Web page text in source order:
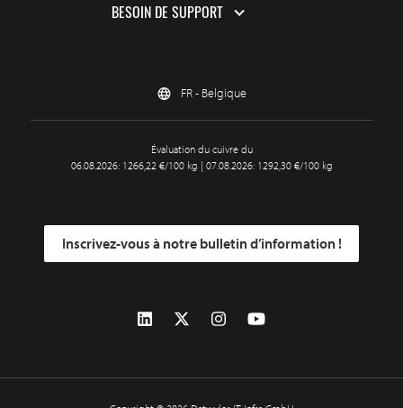
BESOIN DE SUPPORT
FR - Belgique
Évaluation du cuivre du
06.08.2026: 1266,22 €/100 kg | 07.08.2026: 1292,30 €/100 kg
Inscrivez-vous à notre bulletin d’information !